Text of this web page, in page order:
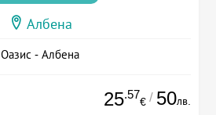
Албена
Оазис - Албена
25.57
€ / 50лв.